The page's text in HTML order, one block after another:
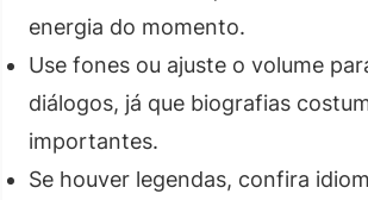
energia do momento.
Use fones ou ajuste o volume
diálogos, já que biografias
importantes.
Se houver legendas, confira